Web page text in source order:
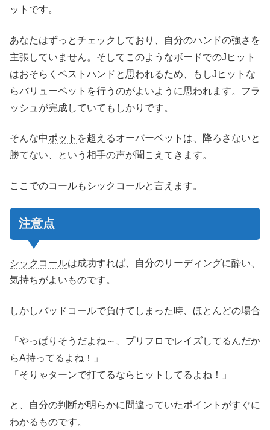
ットです。
あなたはずっとチェックしており、自分のハンドの強さを
主張していません。そしてこのようなボードでのJヒット
はおそらくベストハンドと思われるため、もしJヒットな
らバリューベットを行うのがよいように思われます。フラ
ッシュが完成していてもしかりです。
そんな中ポット を超えるオーバーベットは、降ろさないと
勝てない、という相手の声が聞こえてきます。
ここでのコールもシックコールと言えます。
注意点
シックコールは成功すれば、自分のリーディングに酔い、
気持ちがよいものです。
しかしバッドコールで負けてしまった時、ほとんどの場合
「やっぱりそうだよね～、プリフロでレイズしてるんだか
らA持ってるよね！」
「そりゃターンで打てるならヒットしてるよね！」
と、自分の判断が明らかに間違っていたポイントがすぐに
わかるものです。